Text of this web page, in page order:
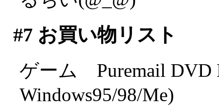
#7 お買い物リスト
ゲーム Puremail DVD
Windows95/98/Me)